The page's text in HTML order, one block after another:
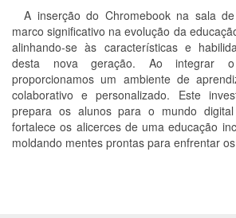
A inserção do Chromebook na sala
marco significativo na evolução da
alinhando-se às características e
desta nova geração. Ao integrar
proporcionamos um ambiente de
colaborativo e personalizado. Este
prepara os alunos para o mundo
fortalece os alicerces de uma educação
moldando mentes prontas para enfrentar